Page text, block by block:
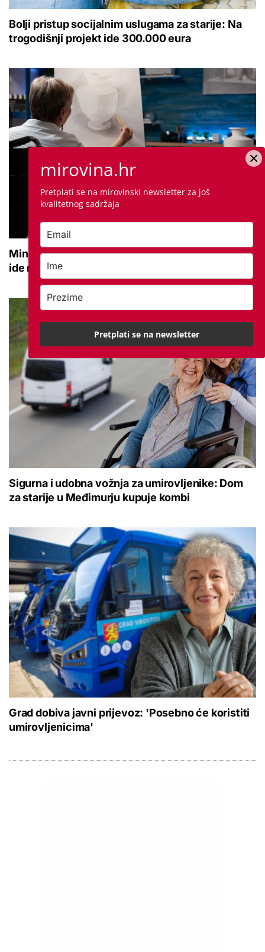
Bolji pristup socijalnim uslugama za starije: Na
trogodišnji projekt ide 300.000 eura
Ministarstvo kulture podijelilo 431.000 eura: Dio
ide na programe za osobe s invaliditetom
Sigurna i udobna vožnja za umirovljenike: Dom
za starije u Međimurju kupuje kombi
Grad dobiva javni prijevoz: 'Posebno će koristiti
umirovljenicima'
mirovina.hr
Pretplati se na mirovinski newsletter za još
kvalitetnog sadržaja
Pretplati se na newsletter